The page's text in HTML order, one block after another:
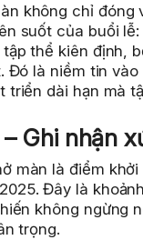
không chỉ đóng
suốt của buổi lễ:
thể kiên định,
Đó là niềm tin
triển dài hạn mà
Ghi nhận
màn là điểm
Đây là
không ngừng
trọng.